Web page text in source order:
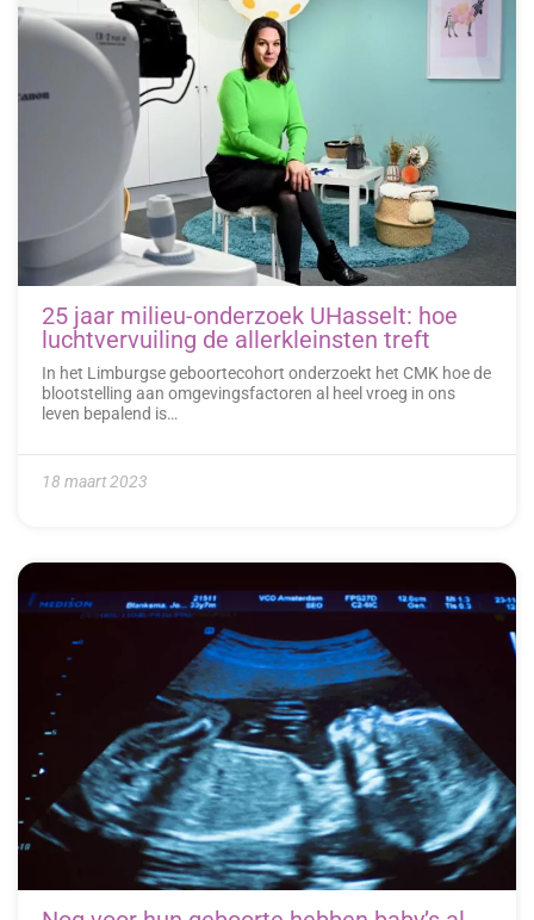
25 jaar milieu-onderzoek UHasselt: hoe
luchtvervuiling de allerkleinsten treft
In het Limburgse geboortecohort onderzoekt het CMK hoe de
blootstelling aan omgevingsfactoren al heel vroeg in ons
leven bepalend is…
18 maart 2023